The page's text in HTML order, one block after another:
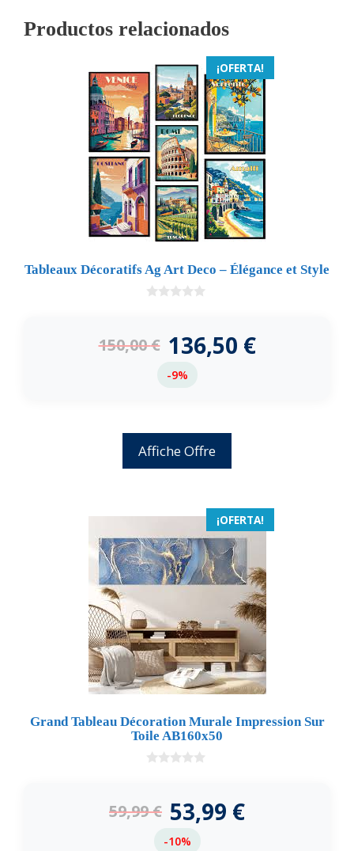
Productos relacionados
¡OFERTA!
Tableaux Décoratifs Ag Art Deco – Élégance et Style
5
150,00€ 136,50 €
-9%
Affiche Offre
¡OFERTA!
Grand Tableau Décoration Murale Impression Sur
Toile AB160x50
5
59,99€ 53,99 €
-10%